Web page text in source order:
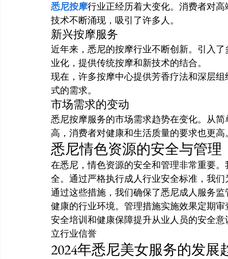
悉尼按摩行业正经历着大变化。消费者对
技术不断涌现，吸引了许多人。
新兴按摩服务
近年来，悉尼的按摩行业不断创新。引入
业化，提供传统按摩和新技术的结合。
现在，许多按摩中心提供芳香疗法和深层
式的需求。
市场需求的变动
悉尼按摩服务的市场需求趋势在变化。从
高，消费者对健康和生活质量的要求也更高
悉尼情色资源的安全与管理
在悉尼，情色资源的安全和管理非常重要
全。通过严格执行成人行业安全标准，我
通过这些措施，我们确保了悉尼成人服务
健康的行业环境。管理措施实施效果定期
安全培训和健康保障提升从业人员的安全
立行业信誉
2024年悉尼美女服务的发展